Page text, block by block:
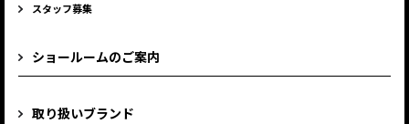
スタッフ募集
ショールームのご案内
取り扱いブランド